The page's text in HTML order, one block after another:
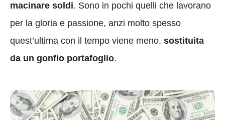
macinare soldi. Sono in pochi quelli che lavorano
per la gloria e passione, anzi molto spesso
quest’ultima con il tempo viene meno, sostituita
da un gonfio portafoglio.